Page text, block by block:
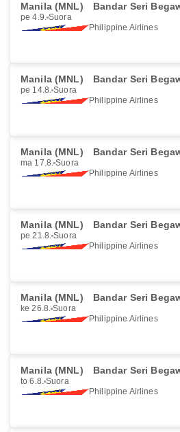
Manila (MNL) Bandar Seri
pe 4.9. Suora
Philippine Airlines
Manila (MNL) Bandar Seri
pe 14.8. Suora
Philippine Airlines
Manila (MNL) Bandar Seri
ma 17.8. Suora
Philippine Airlines
Manila (MNL) Bandar Seri
pe 21.8. Suora
Philippine Airlines
Manila (MNL) Bandar Seri
ke 26.8. Suora
Philippine Airlines
Manila (MNL) Bandar Seri
to 6.8. Suora
Philippine Airlines